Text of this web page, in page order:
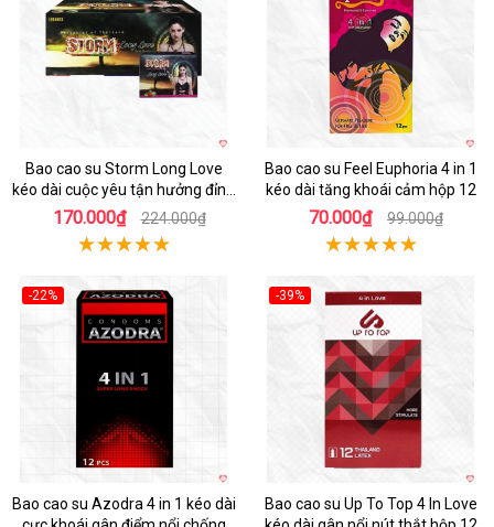
Bao cao su Storm Long Love
kéo dài cuộc yêu tận hưởng đỉnh
cao
170.000₫ 224.000₫
Bao cao su Feel Euphoria 4 in 1
kéo dài tăng khoái cảm hộp 12
70.000₫ 99.000₫
-22%
Bao cao su Azodra 4 in 1 kéo dài
-39%
Bao cao su Up To Top 4 In Love